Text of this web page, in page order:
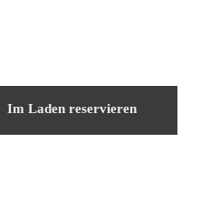
Im Laden reservieren